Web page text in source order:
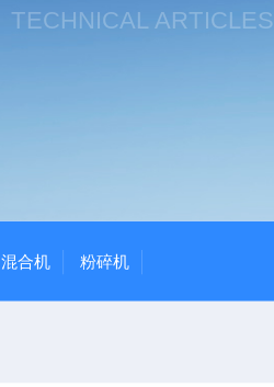
TECHNICAL ARTICLES
混合机 粉碎机